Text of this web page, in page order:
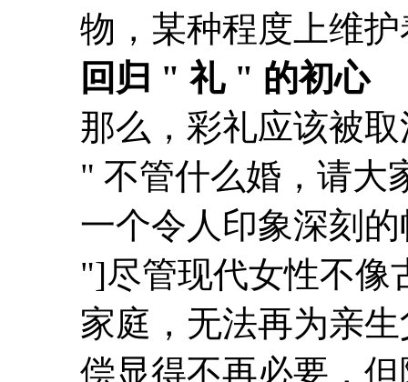
物，某种程度上维
回归 " 礼 " 的初心
那么，彩礼应该被
" 不管什么婚，请大
一个令人印象深刻
"]尽管现代女性不像
家庭，无法再为亲
偿显得不再必要，